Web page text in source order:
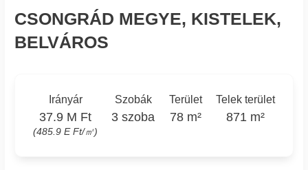
CSONGRÁD MEGYE, KISTELEK,
BELVÁROS
Irányár
37.9 M Ft
(485.9 E Ft/㎡)
Szobák
3 szoba
Terület
78 m²
Telek terület
871 m²